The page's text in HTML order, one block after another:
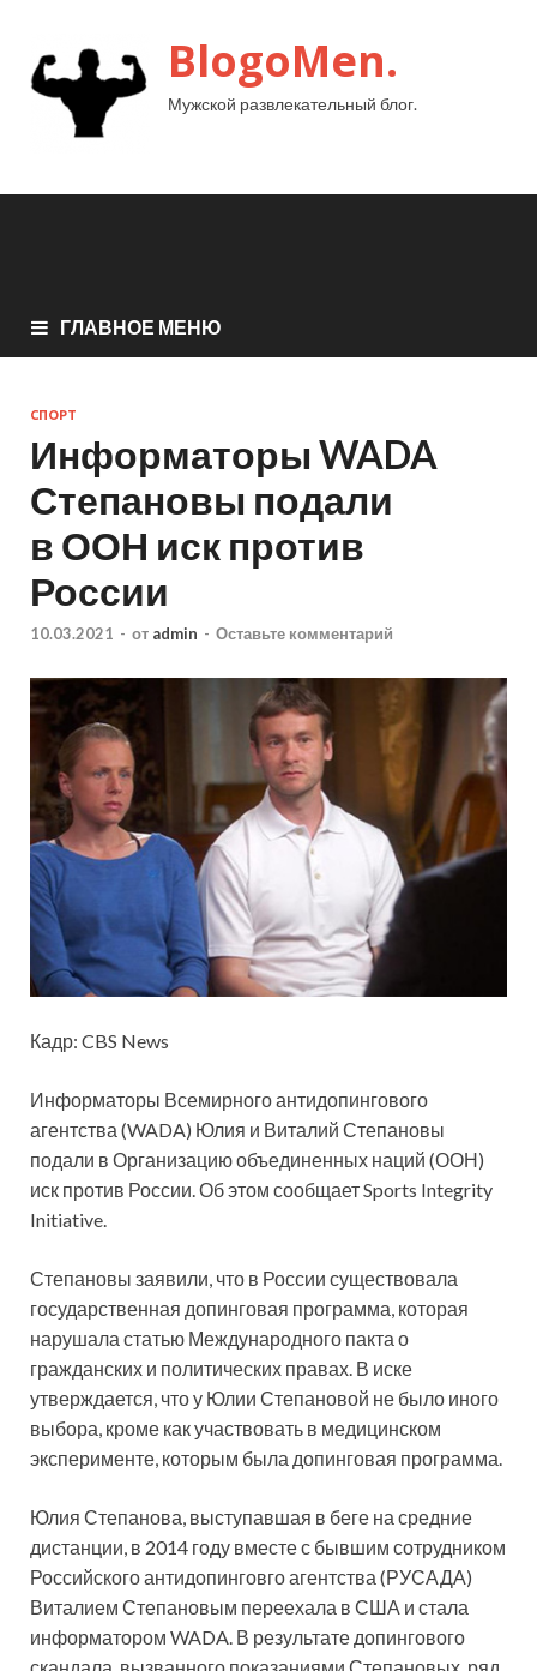
BlogoMen.
Мужской развлекательный блог.
ГЛАВНОЕ МЕНЮ
СПОРТ
Информаторы WADA
Степановы подали
в ООН иск против
России
10.03.2021 - от admin - Оставьте комментарий
Кадр: CBS News
Информаторы Всемирного антидопингового
агентства (WADA) Юлия и Виталий Степановы
подали в Организацию объединенных наций (ООН)
иск против России. Об этом сообщает Sports Integrity
Initiative.
Степановы заявили, что в России существовала
государственная допинговая программа, которая
нарушала статью Международного пакта о
гражданских и политических правах. В иске
утверждается, что у Юлии Степановой не было иного
выбора, кроме как участвовать в медицинском
эксперименте, которым была допинговая программа.
Юлия Степанова, выступавшая в беге на средние
дистанции, в 2014 году вместе с бывшим сотрудником
Российского антидопинговго агентства (РУСАДА)
Виталием Степановым переехала в США и стала
информатором WADA. В результате допингового
скандала, вызванного показаниями Степановых, ряд